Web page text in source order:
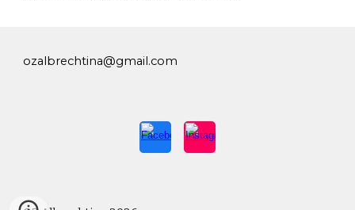
ozalbrechtina@gmail.com